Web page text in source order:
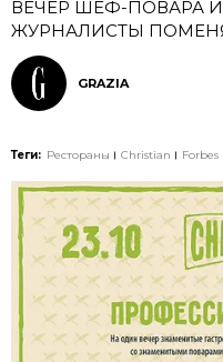
ВЕЧЕР ШЕФ-ПОВАРА
ЖУРНАЛИСТЫ
GRAZIA
Теги: Рестораны Christian Forbes